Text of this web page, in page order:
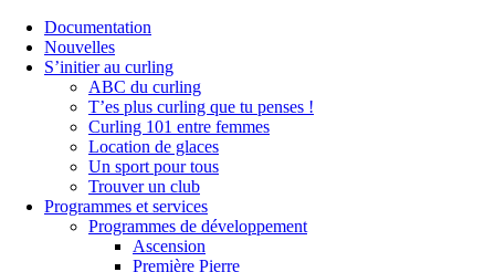
Documentation
Nouvelles
S’initier au curling
ABC du curling
T’es plus curling que tu penses !
Curling 101 entre femmes
Location de glaces
Un sport pour tous
Trouver un club
Programmes et services
Programmes de développement
Ascension
Première Pierre